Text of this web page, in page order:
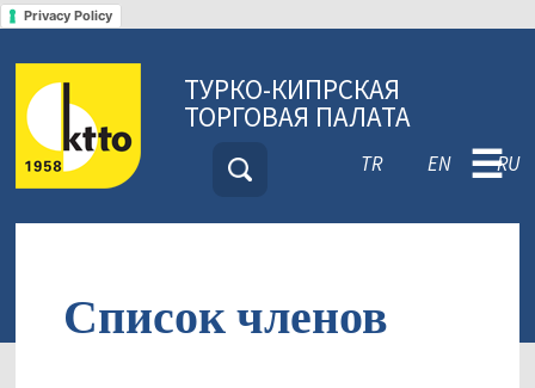
Privacy Policy
ТУРКО-КИПРСКАЯ
ТОРГОВАЯ ПАЛАТА
TR EN RU
☰
Список членов